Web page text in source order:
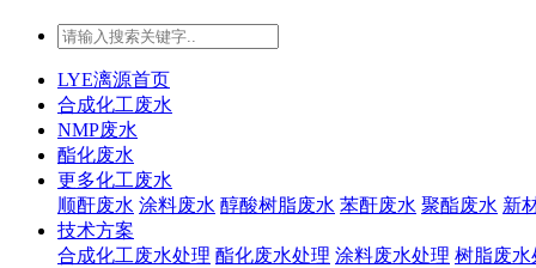
LYE漓源首页
合成化工废水
NMP废水
酯化废水
更多化工废水
顺酐废水 涂料废水 醇酸树脂废水 苯酐废水 聚酯废水 新
技术方案
合成化工废水处理 酯化废水处理 涂料废水处理 树脂废水